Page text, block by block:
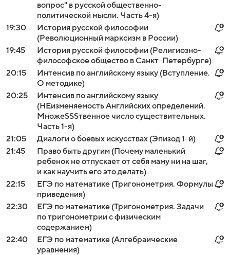
вопрос" в русской общественно-
политической мысли. Часть 4-я)
19:30
История русской философии
(Революционный марксизм в России)
19:45
История русской философии (Религиозно-
философское общество в Санкт-Петербурге)
20:15
Интенсив по английскому языку (Вступление.
О методике)
20:25
Интенсив по английскому языку
(НЕизменяемость Aнглийских определений.
МножeSSSтвенное число существительных.
Часть 1-я)
21:05
Диалоги о боевых искусствах (Эпизод 1-й)
21:45
Право быть другим (Почему маленький
ребенок не отпускает от себя маму ни на шаг,
и как научить его это делать)
22:15
ЕГЭ по математике (Тригонометрия. Формулы
приведения)
22:30
ЕГЭ по математике (Тригонометрия. Задачи
по тригонометрии с физическим
содержанием)
22:40
ЕГЭ по математике (Алгебраические
уравнения)